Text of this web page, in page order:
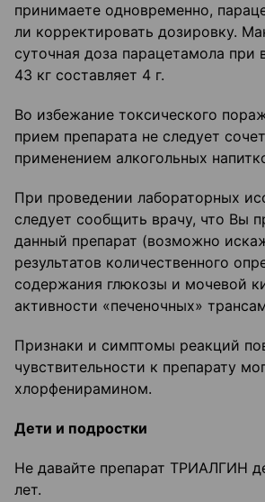
принимаете одновременно,
ли корректировать дозировку.
суточная доза парацетамола при
43 кг составляет 4 г.
Во избежание токсического
прием препарата не следует
применением алкогольных
При проведении лабораторных
следует сообщить врачу, что Вы
данный препарат (возможно
результатов количественного
содержания глюкозы и мочевой
активности «печеночных»
Признаки и симптомы реакций
чувствительности к препарату
хлорфенирамином.
Дети и подростки
Не давайте препарат ТРИАЛГИН
лет.